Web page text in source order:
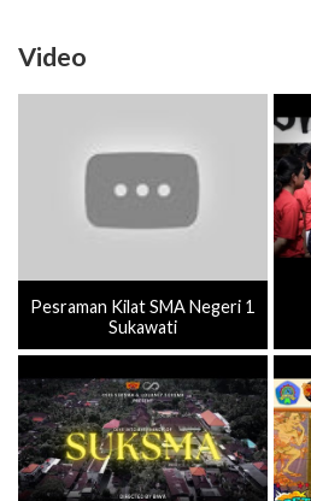
Video
Pesraman Kilat SMA Negeri 1
Sukawati